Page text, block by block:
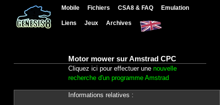
Mobile Fichiers CSA8 & FAQ Emulation
Liens Jeux Archives
Motor mower sur Amstrad CPC
Cliquez ici pour effectuer une nouvelle
recherche d'un programme Amstrad
Informations relatives :